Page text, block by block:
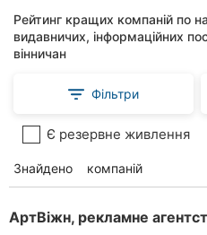
Рейтинг кращих компаній по
видавничих, інформаційних
вінничан
Фільтри
Є резервне живлення
Знайдено 115компаній
АртВіжн, рекламне